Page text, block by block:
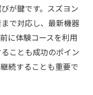
が鍵です。スズヨン
で対応し、最新機器
に体験コースを利用
ことも成功のポイン
続することも重要で